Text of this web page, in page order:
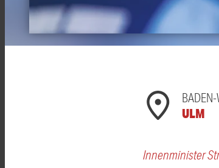
ULM
Innenminister